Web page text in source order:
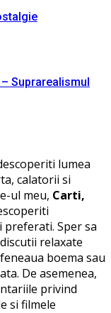
Suprarealismul
lumea
calatorii si
ul meu, Carti,
Sper sa
relaxate
boema sau
De asemenea,
privind
si filmele